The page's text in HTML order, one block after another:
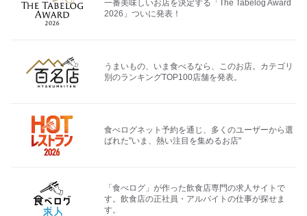
一番美味しいお店を決定する「The Tabelog Award
2026」ついに発表！
うまいもの、いま食べるなら、このお店。カテゴリ
別のランキングTOP100店舗を発表。
食べログネット予約を通じ、多くのユーザーから選
ばれた"いま、熱い注目を集めるお店"
「食べログ」が作った飲食店専門の求人サイトで
す。飲食店の正社員・アルバイトの仕事が探せま
す。